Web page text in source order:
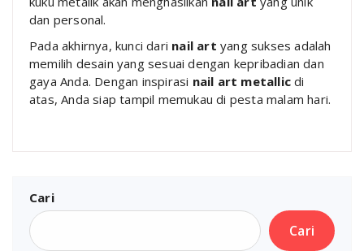
dan personal.
Pada akhirnya, kunci dari nail art yang sukses adalah
memilih desain yang sesuai dengan kepribadian dan
gaya Anda. Dengan inspirasi nail art metallic di
atas, Anda siap tampil memukau di pesta malam hari.
Cari
Cari